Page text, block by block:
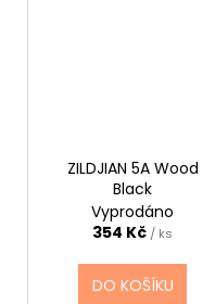
ZILDJIAN 5A Wood
Black
Vyprodáno
354 Kč / ks
DO KOŠÍKU